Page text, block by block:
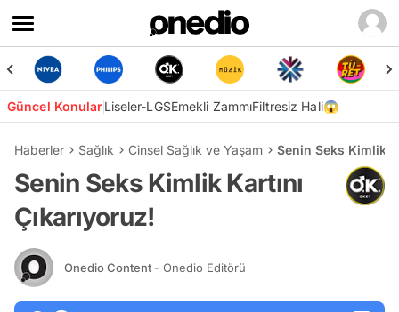
Güncel KonularLiseler-LGSEmekli ZammıFiltresiz Hali😱
Haberler Sağlık Cinsel Sağlık ve Yaşam Senin Seks Kimlik
Senin Seks Kimlik Kartını
Çıkarıyoruz!
Onedio Content - Onedio Editörü